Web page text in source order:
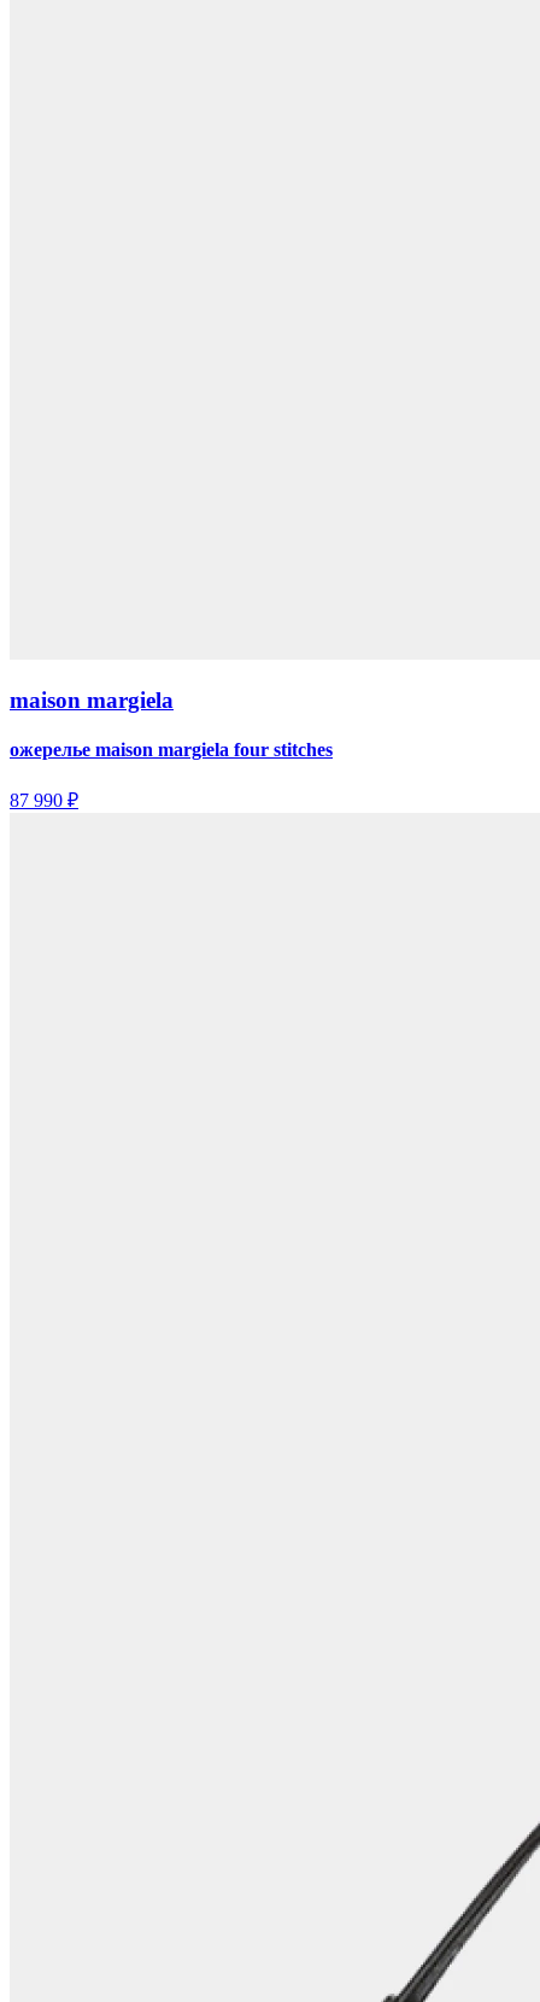
maison margiela
ожерелье maison margiela four stitches
87 990 ₽